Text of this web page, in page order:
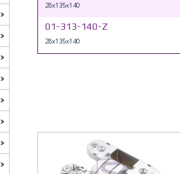
28x135x140
01-313-140-Z
28x135x140